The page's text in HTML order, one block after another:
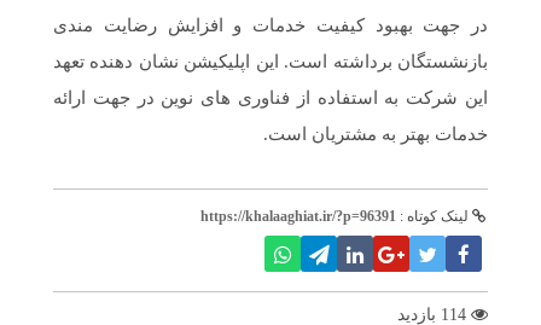
در جهت بهبود کیفیت خدمات و افزایش رضایت مندی
بازنشستگان برداشته است. این اپلیکیشن نشان دهنده تعهد
این شرکت به استفاده از فناوری های نوین در جهت ارائه
خدمات بهتر به مشتریان است.
لینک کوتاه : https://khalaaghiat.ir/?p=96391